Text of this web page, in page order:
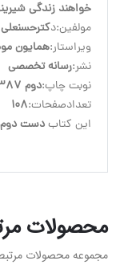
خواهند زندگی
مولفین:د
ویراستار:همایون
نشر:رسانه تخصصی
نوبت چاپ:دوم 1387
تعدادصفحات:108
این کتاب دست دوم
محصولات
مجموعه محصولات مرتبط